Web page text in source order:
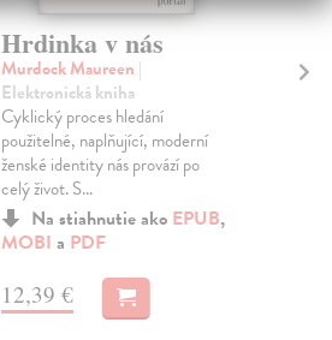
Hrdinka v nás
Murdock Maureen |
Elektronická kniha
Cyklický proces hledání
použitelné, naplňující, moderní
ženské identity nás provází po
celý život. S...
Na stiahnutie ako EPUB,
MOBI a PDF
12,39 €